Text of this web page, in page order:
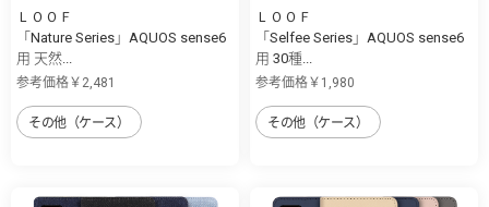
ＬＯＯＦ
「Nature Series」AQUOS sense6
用 天然...
参考価格￥2,481
その他（ケース）
ＬＯＯＦ
「Selfee Series」AQUOS sense6
用 30種...
参考価格￥1,980
その他（ケース）